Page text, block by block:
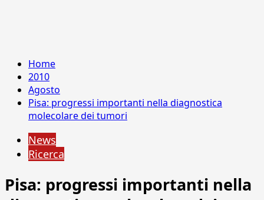
Home
2010
Agosto
Pisa: progressi importanti nella diagnostica
molecolare dei tumori
News
Ricerca
Pisa: progressi importanti nella